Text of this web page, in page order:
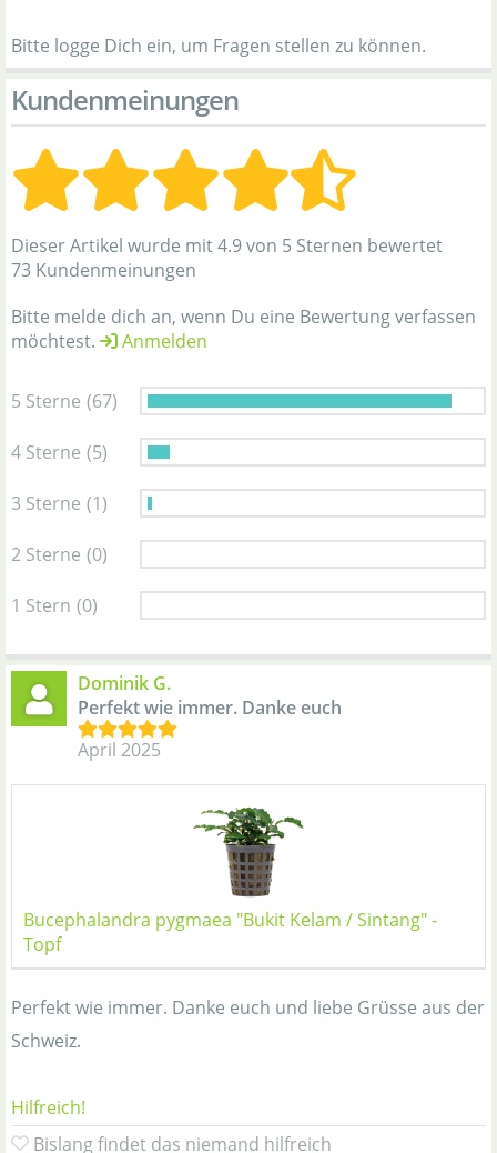
Bitte logge Dich ein, um Fragen stellen zu können.
Kundenmeinungen
Dieser Artikel wurde mit 4.9 von 5 Sternen bewertet
73 Kundenmeinungen
Bitte melde dich an, wenn Du eine Bewertung verfassen
möchtest.
Anmelden
5 Sterne (67)
4 Sterne (5)
3 Sterne (1)
2 Sterne (0)
1 Stern (0)
Dominik G.
Perfekt wie immer. Danke euch
April 2025
Bucephalandra pygmaea "Bukit Kelam / Sintang" -
Topf
Perfekt wie immer. Danke euch und liebe Grüsse aus der
Schweiz.
Hilfreich!
Bislang findet das niemand hilfreich